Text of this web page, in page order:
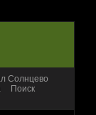
Солнцево
Поиск